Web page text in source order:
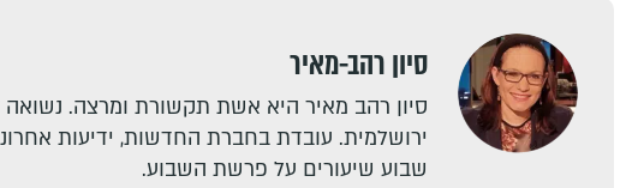
סיון רהב-מאיר
סיון רהב מאיר היא אשת תקשורת ומרצה. נשואה
ירושלמית. עובדת בחברת החדשות, ידיעות
שבוע שיעורים על פרשת השבוע.